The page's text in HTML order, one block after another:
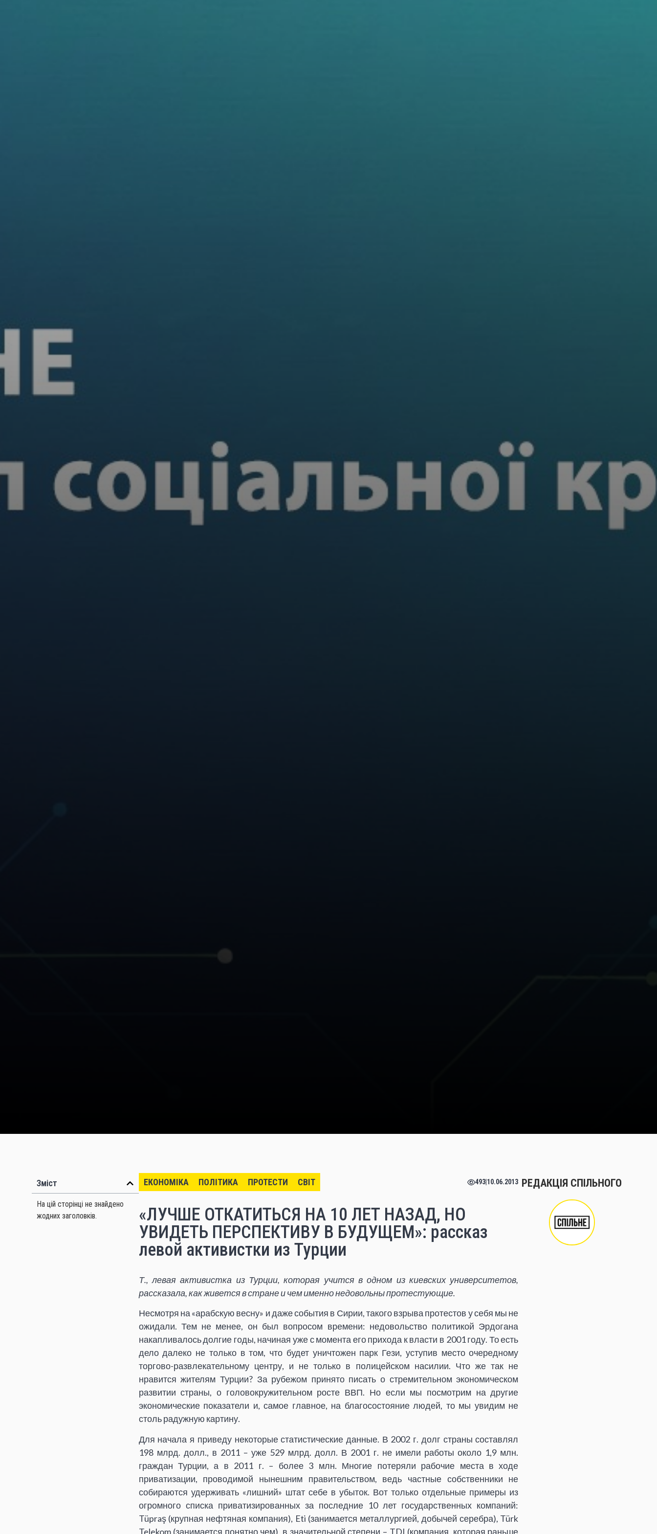
Зміст
На цій сторінці не знайдено
жодних заголовків.
ЕКОНОМІКА ПОЛІТИКА ПРОТЕСТИ СВІТ 493 10.06.2013
«ЛУЧШЕ ОТКАТИТЬСЯ НА 10 ЛЕТ НАЗАД, НО
УВИДЕТЬ ПЕРСПЕКТИВУ В БУДУЩЕМ»: рассказ
левой активистки из Турции
Т., левая активистка из Турции, которая учится в одном из киевских университетов,
рассказала, как живется в стране и чем именно недовольны протестующие.
Несмотря на «арабскую весну» и даже события в Сирии, такого взрыва протестов у себя мы не
ожидали. Тем не менее, он был вопросом времени: недовольство политикой Эрдогана
накапливалось долгие годы, начиная уже с момента его прихода к власти в 2001 году. То есть
дело далеко не только в том, что будет уничтожен парк Гези, уступив место очередному
торгово-развлекательному центру, и не только в полицейском насилии. Что же так не
нравится жителям Турции? За рубежом принято писать о стремительном экономическом
развитии страны, о головокружительном росте ВВП. Но если мы посмотрим на другие
экономические показатели и, самое главное, на благосостояние людей, то мы увидим не
столь радужную картину.
Для начала я приведу некоторые статистические данные. В 2002 г. долг страны составлял
198 млрд. долл., в 2011 – уже 529 млрд. долл. В 2001 г. не имели работы около 1,9 млн.
граждан Турции, а в 2011 г. – более 3 млн. Многие потеряли рабочие места в ходе
приватизации, проводимой нынешним правительством, ведь частные собственники не
собираются удерживать «лишний» штат себе в убыток. Вот только отдельные примеры из
огромного списка приватизированных за последние 10 лет государственных компаний:
Tüpraş (крупная нефтяная компания), Eti (занимается металлургией, добычей серебра), Türk
Telekom (занимается понятно чем), в значительной степени – TDI (компания, которая раньше
РЕДАКЦІЯ СПІЛЬНОГО